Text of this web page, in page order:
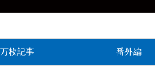
万枚記事 番外編